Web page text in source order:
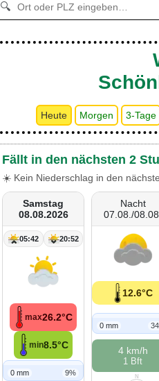
🔍
Heute Morgen 3-Tage
Fällt in den nächsten 2
☀️ Kein Niederschlag in den
Samstag
08.08.2026
05:42 20:52
max26.2°C
min8.5°C
0 mm 9%
Nacht
07.08./08.08.
12.6°C
0 mm
4 km/h
1 Bft
N